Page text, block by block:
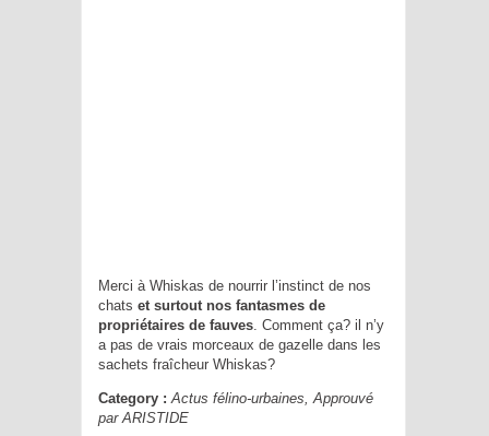
Merci à Whiskas de nourrir l’instinct de nos
chats et surtout nos fantasmes de
propriétaires de fauves. Comment ça? il n’y
a pas de vrais morceaux de gazelle dans les
sachets fraîcheur Whiskas?
Category :Actus félino-urbaines,Approuvé
par ARISTIDE